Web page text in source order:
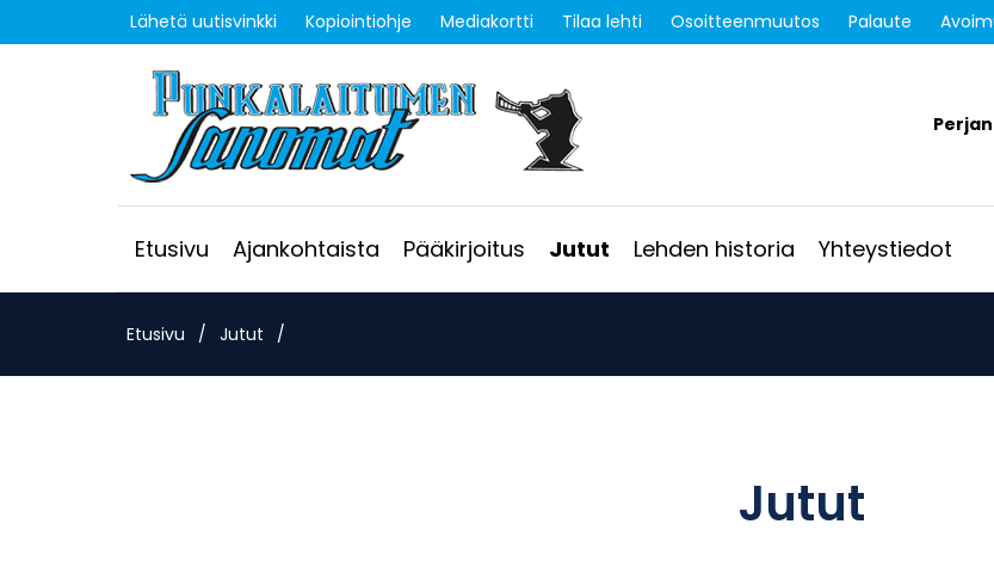
Lähetä uutisvinkki Kopiointiohje Mediakortti Tilaa lehti Osoitteenmuutos Palaute
Etusivu Ajankohtaista Pääkirjoitus Jutut Lehden historia Yhteystiedot
Etusivu / Jutut /
Jutut